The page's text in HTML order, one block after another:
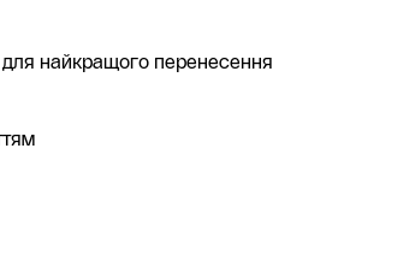
найкращого перенесення